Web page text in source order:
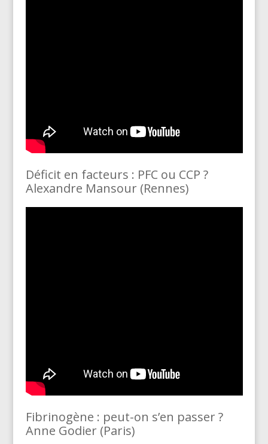
Déficit en facteurs : PFC ou CCP ?
Alexandre Mansour (Rennes)
Fibrinogène : peut-on s’en passer ?
Anne Godier (Paris)